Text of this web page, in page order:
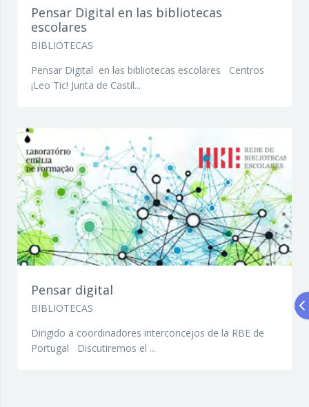
Pensar Digital en las bibliotecas
escolares
BIBLIOTECAS
Pensar Digital en las bibliotecas escolares Centros
¡Leo Tic! Junta de Castil...
Pensar digital
BIBLIOTECAS
Dirigido a coordinadores interconcejos de la RBE de
Portugal Discutiremos el ...